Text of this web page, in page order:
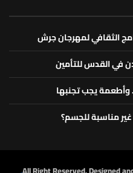
الثقافي لمهرجان جرش
في القدس للتأمين
يجب تجنبها
مناسبة للجسم؟